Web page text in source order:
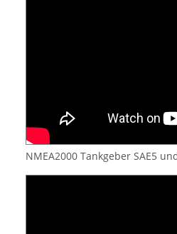
NMEA2000 Tankgeber SAE5